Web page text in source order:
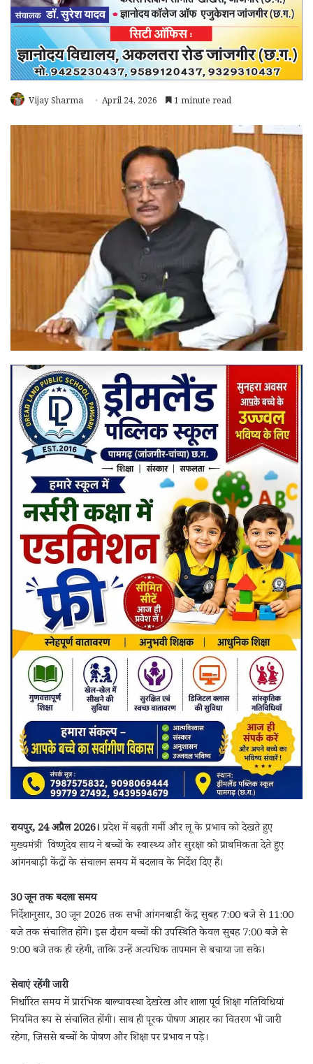
Vijay Sharma April 24, 2026 1 minute read
रायपुर, 24 अप्रैल 2026।प्रदेश में बढ़ती गर्मी और लू के प्रभाव को देखते हुए
मुख्यमंत्री विष्णुदेव साय ने बच्चों के स्वास्थ्य और सुरक्षा को प्राथमिकता देते हुए
आंगनबाड़ी केंद्रों के संचालन समय में बदलाव के निर्देश दिए हैं।
30 जून तक बदला समय
निर्देशानुसार, 30 जून 2026 तक सभी आंगनबाड़ी केंद्र सुबह 7:00 बजे से 11:00
बजे तक संचालित होंगे। इस दौरान बच्चों की उपस्थिति केवल सुबह 7:00 बजे से
9:00 बजे तक ही रहेगी, ताकि उन्हें अत्यधिक तापमान से बचाया जा सके।
सेवाएं रहेंगी जारी
निर्धारित समय में प्रारंभिक बाल्यावस्था देखरेख और शाला पूर्व शिक्षा गतिविधियां
नियमित रूप से संचालित होंगी। साथ ही पूरक पोषण आहार का वितरण भी जारी
रहेगा, जिससे बच्चों के पोषण और शिक्षा पर प्रभाव न पड़े।